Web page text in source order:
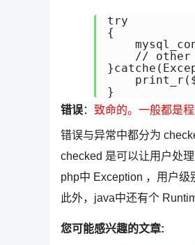
try
{
// other
错误： 致命的。一般都是
错误与异常中都分为
checked 是可以让用户处
php中 Exception ，用户
此外，java中还有个
您可能感兴趣的文章: